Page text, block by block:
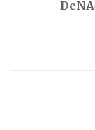
DeNA